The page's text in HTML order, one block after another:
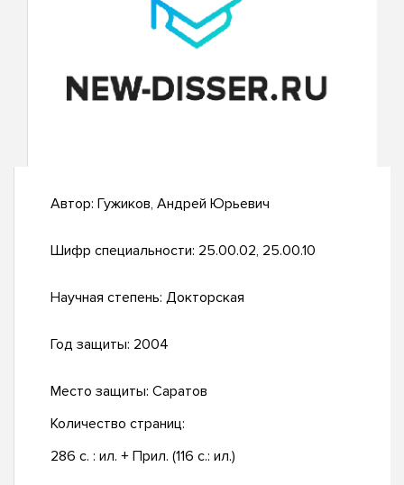
Автор: Гужиков, Андрей Юрьевич
Шифр специальности: 25.00.02, 25.00.10
Научная степень: Докторская
Год защиты: 2004
Место защиты: Саратов
Количество страниц:
286 с. : ил. + Прил. (116 с.: ил.)